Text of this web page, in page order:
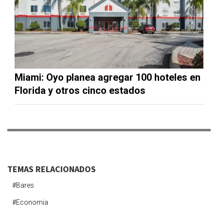
Miami: Oyo planea agregar 100 hoteles en
Florida y otros cinco estados
TEMAS RELACIONADOS
#bares
#economia